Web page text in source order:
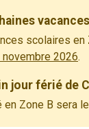
scolaires
novembre 2026.
jour férié de
en Zone B sera le